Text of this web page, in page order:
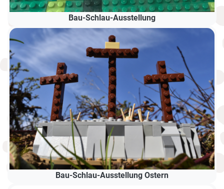
Bau-Schlau-Ausstellung
Bau-Schlau-Ausstellung Ostern